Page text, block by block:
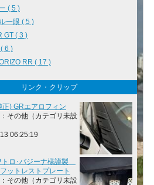
( 5 )
一眼 ( 5 )
GT ( 3 )
6 )
RR ( 17 )
リンク・クリップ
正) GRエアロフィン
その他（カテゴリ未設
06:25:19
トロ･バジーナ様謹製
ットレストプレート
その他（カテゴリ未設